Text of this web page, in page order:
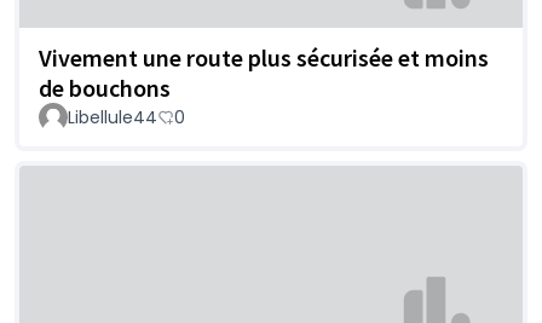
Vivement une route plus sécurisée et moins
de bouchons
Libellule44 0